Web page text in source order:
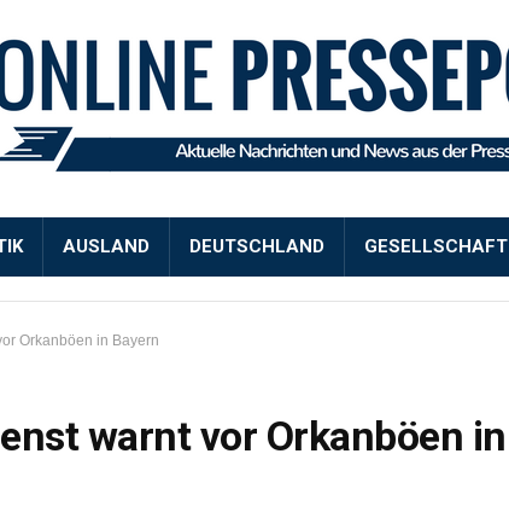
AUSLAND DEUTSCHLAND GESELLSCHAFT
Orkanböen in Bayern
warnt vor Orkanböen in